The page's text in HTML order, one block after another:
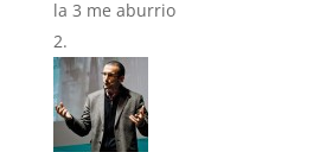
la 3 me aburrio